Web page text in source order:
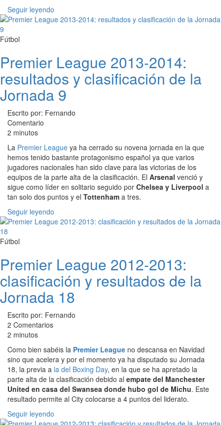
Seguir leyendo
Fútbol
Premier League 2013-2014:
resultados y clasificación de la
Jornada 9
Escrito por: Fernando
Comentario
2 minutos
La Premier League ya ha cerrado su novena jornada en la que
hemos tenido bastante protagonismo español ya que varios
jugadores nacionales han sido clave para las victorias de los
equipos de la parte alta de la clasificación. El Arsenal venció y
sigue como líder en solitario seguido por Chelsea y Liverpool a
tan solo dos puntos y el Tottenham a tres.
Seguir leyendo
Fútbol
Premier League 2012-2013:
clasificación y resultados de la
Jornada 18
Escrito por: Fernando
2 Comentarios
2 minutos
Como bien sabéis la Premier League no descansa en Navidad
sino que acelera y por el momento ya ha disputado su Jornada
18, la previa a la del Boxing Day, en la que se ha apretado la
parte alta de la clasificación debido al empate del Manchester
United en casa del Swansea donde hubo gol de Michu. Este
resultado permite al City colocarse a 4 puntos del liderato.
Seguir leyendo